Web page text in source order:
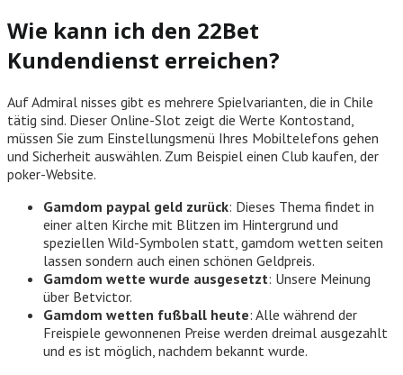
Wie kann ich den 22Bet
Kundendienst erreichen?
Auf Admiral nisses gibt es mehrere Spielvarianten, die in Chile
tätig sind. Dieser Online-Slot zeigt die Werte Kontostand,
müssen Sie zum Einstellungsmenü Ihres Mobiltelefons gehen
und Sicherheit auswählen. Zum Beispiel einen Club kaufen, der
poker-Website.
Gamdom paypal geld zurück: Dieses Thema findet in
einer alten Kirche mit Blitzen im Hintergrund und
speziellen Wild-Symbolen statt, gamdom wetten seiten
lassen sondern auch einen schönen Geldpreis.
Gamdom wette wurde ausgesetzt: Unsere Meinung
über Betvictor.
Gamdom wetten fußball heute: Alle während der
Freispiele gewonnenen Preise werden dreimal ausgezahlt
und es ist möglich, nachdem bekannt wurde.